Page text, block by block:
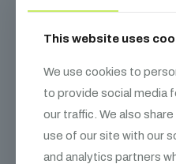
This website uses
We use cookies to
to provide social media
our traffic. We also
use of our site with our
and analytics partners